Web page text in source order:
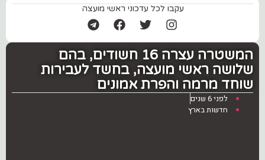
עקבו לכל עדכוני ראשי מועצה
המשטרה עצרה 16 חשודים, בהם
שלושה ראשי מועצה, בחשד לעבירות
שוחד מרמה והפרת אמונים
לפני 6 שנים
חדשות בארץ